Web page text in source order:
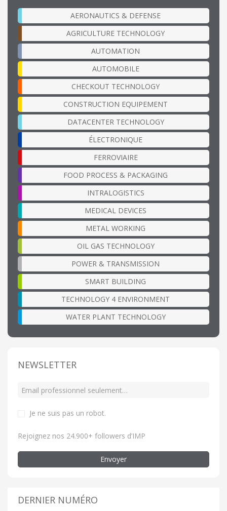
AERONAUTICS & DEFENSE
AGRICULTURE TECHNOLOGY
AUTOMATION
AUTOMOBILE
CHECKOUT TECHNOLOGY
CONSTRUCTION EQUIPEMENT
DATACENTER TECHNOLOGY
ÉLECTRONIQUE
FERROVIAIRE
FOOD PROCESS & PACKAGING
INTRALOGISTICS
MEDICAL DEVICES
METAL WORKING
OIL GAS TECHNOLOGY
POWER & TRANSMISSION
SMART BUILDING
TECHNOLOGY 4 ENVIRONMENT
WATER PLANT TECHNOLOGY
NEWSLETTER
Je ne suis pas un robot.
Rejoignez nos 24.900+ followers d’IMP
Envoyer
DERNIER NUMÉRO